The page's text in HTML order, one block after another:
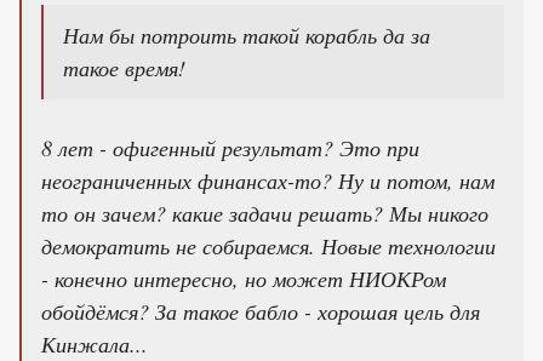
Нам бы потроить такой корабль да за
такое время!
8 лет - офигенный результат? Это при
неограниченных финансах-то? Ну и потом, нам
то он зачем? какие задачи решать? Мы никого
демократить не собираемся. Новые технологии
- конечно интересно, но может НИОКРом
обойдёмся? За такое бабло - хорошая цель для
Кинжала...